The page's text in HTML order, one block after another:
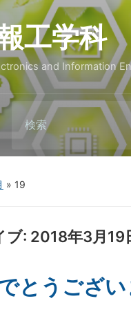
工学科
and Information
Search
for:
» 19
ブ: 2018年3月19
とうござ